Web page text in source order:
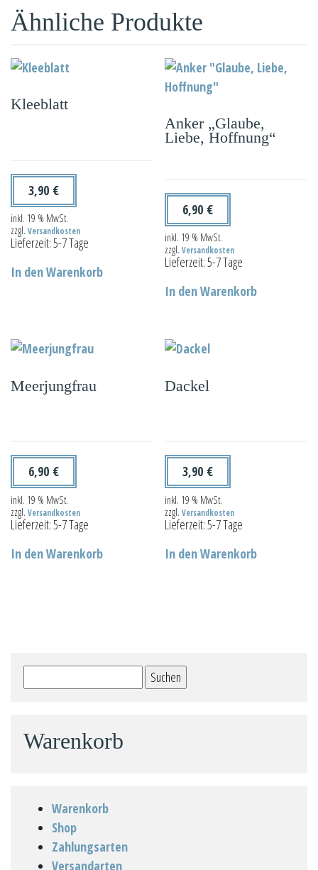
Ähnliche Produkte
Kleeblatt
3,90 €
inkl. 19 % MwSt.
zzgl. Versandkosten
Lieferzeit:5-7 Tage
In den Warenkorb
Anker „Glaube,
Liebe, Hoffnung“
6,90 €
inkl. 19 % MwSt.
zzgl.Versandkosten
Lieferzeit:5-7 Tage
In den Warenkorb
Meerjungfrau
6,90 €
inkl. 19 % MwSt.
zzgl. Versandkosten
Lieferzeit:5-7 Tage
In den Warenkorb
Dackel
3,90 €
inkl. 19 % MwSt.
zzgl.Versandkosten
Lieferzeit:5-7 Tage
In den Warenkorb
nach:
Warenkorb
Warenkorb
Shop
Zahlungsarten
Versandarten